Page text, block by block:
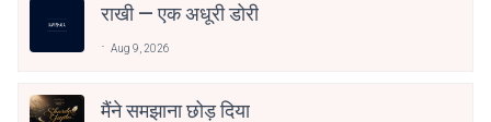
राखी — एक अधूरी डोरी
Aug 9, 2026
मैंने समझाना छोड़ दिया